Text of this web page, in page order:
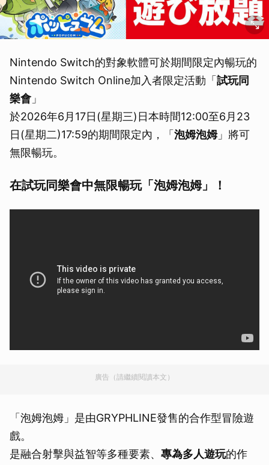
Nintendo Switch的對象軟體可於期間限定內暢玩的
Nintendo Switch Online加入者限定活動「 試玩同
樂會 」
於2026年6月17日(星期三)日本時間12:00至6月23
日(星期二)17:59的期間限定內，「 泡姆泡姆」將可
無限暢玩。
在試玩同樂會中無限暢玩「泡姆泡姆」！
廣告（請繼續閱讀本文）
「泡姆泡姆」是由GRYPHLINE發售的合作型冒險遊
戲。
是融合射擊與益智等多種要素、 專為多人遊玩的作